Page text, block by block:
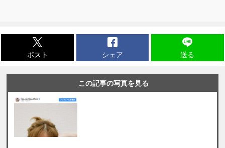
ポスト シェア 送る
この記事の写真を見る